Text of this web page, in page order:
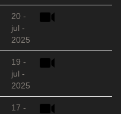
20 -
jul -
2025
19 -
jul -
2025
17 -